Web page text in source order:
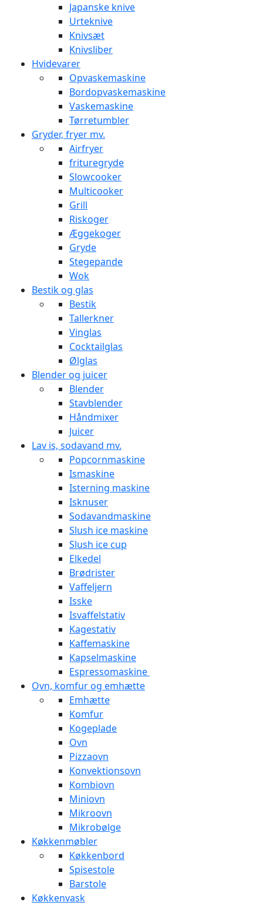
Japanske knive
Urteknive
Knivsæt
Knivsliber
Hvidevarer
Opvaskemaskine
Bordopvaskemaskine
Vaskemaskine
Tørretumbler
Gryder, fryer mv.
Airfryer
frituregryde
Slowcooker
Multicooker
Grill
Riskoger
Æggekoger
Gryde
Stegepande
Wok
Bestik og glas
Bestik
Tallerkner
Vinglas
Cocktailglas
Ølglas
Blender og juicer
Blender
Stavblender
Håndmixer
Juicer
Lav is, sodavand mv.
Popcornmaskine
Ismaskine
Isterning maskine
Isknuser
Sodavandmaskine
Slush ice maskine
Slush ice cup
Elkedel
Brødrister
Vaffeljern
Isske
Isvaffelstativ
Kagestativ
Kaffemaskine
Kapselmaskine
Espressomaskine
Ovn, komfur og emhætte
Emhætte
Komfur
Kogeplade
Ovn
Pizzaovn
Konvektionsovn
Kombiovn
Miniovn
Mikroovn
Mikrobølge
Køkkenmøbler
Køkkenbord
Spisestole
Barstole
Køkkenvask